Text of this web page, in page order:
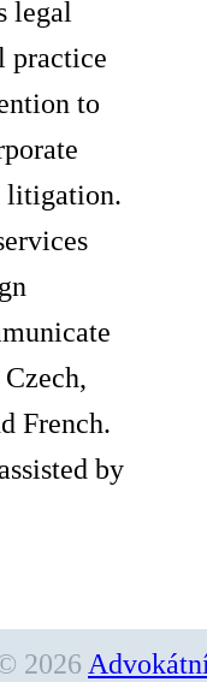
legal
practice
to
litigation.
French.
by
2026